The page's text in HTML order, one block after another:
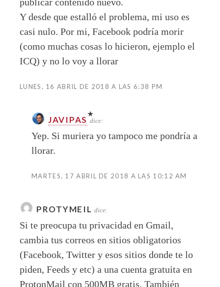
Y desde que estalló el problema, mi uso es
casi nulo. Por mi, Facebook podría morir
(como muchas cosas lo hicieron, ejemplo el
ICQ) y no lo voy a llorar
LUNES, 16 ABRIL DE 2018 A LAS 6:38 PM
JAVIPAS dice:
Yep. Si muriera yo tampoco me pondría a
llorar.
MARTES, 17 ABRIL DE 2018 A LAS 10:12 AM
PROTYMEIL dice:
Si te preocupa tu privacidad en Gmail,
cambia tus correos en sitios obligatorios
(Facebook, Twitter y esos sitios donde te lo
piden, Feeds y etc) a una cuenta gratuita en
ProtonMail con 500MB gratis. También